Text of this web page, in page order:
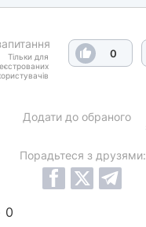
Тільки для
0
Додати до обраного
Порадьтеся з друзями:
0